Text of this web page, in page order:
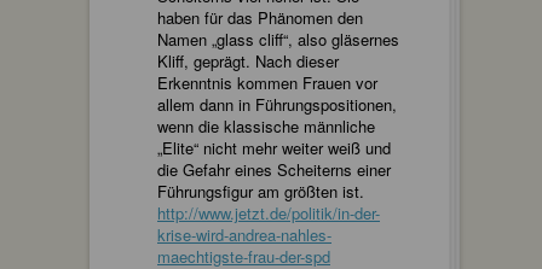
haben für das Phänomen den
Namen „glass cliff“, also gläsernes
Kliff, geprägt. Nach dieser
Erkenntnis kommen Frauen vor
allem dann in Führungspositionen,
wenn die klassische männliche
„Elite“ nicht mehr weiter weiß und
die Gefahr eines Scheiterns einer
Führungsfigur am größten ist.
http://www.jetzt.de/politik/in-der-
krise-wird-andrea-nahles-
maechtigste-frau-der-spd